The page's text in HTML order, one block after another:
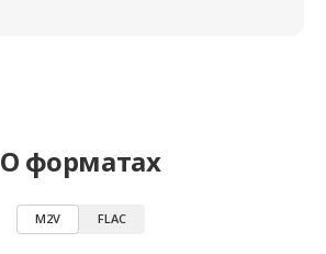
О форматах
M2V FLAC